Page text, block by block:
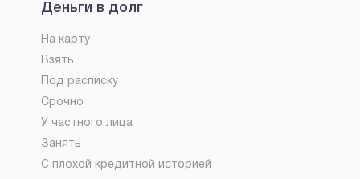
Деньги в долг
На карту
Взять
Под расписку
Срочно
У частного лица
Занять
С плохой кредитной историей